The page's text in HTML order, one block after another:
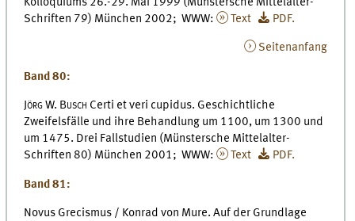
Schriften 79) München 2002; WWW:
Text PDF.
Seitenanfang
Band 80:
Jörg W. Busch Certi et veri cupidus. Geschichtliche
Zweifelsfälle und ihre Behandlung um 1100, um 1300 und
um 1475. Drei Fallstudien (Münstersche Mittelalter-
Schriften 80) München 2001; WWW:
Text PDF.
Band 81:
Novus Grecismus / Konrad von Mure. Auf der Grundlage